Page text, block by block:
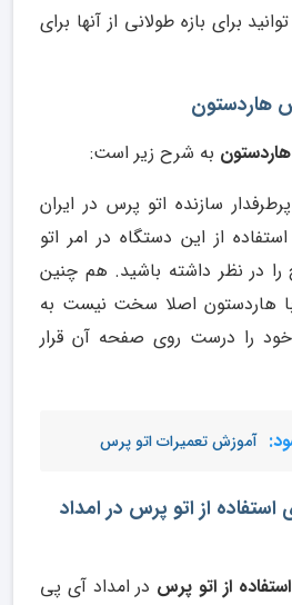
برای بازه طولانی از آنها برای
هاردستون
به شرح زیر است:
سازنده اتو پرس در ایران
از این دستگاه در امر اتو
را در نظر داشته باشید. هم چنین
هاردستون اصلا سخت نیست به
را درست روی صفحه آن قرار
آموزش تعمیرات اتو پرس
استفاده از اتو پرس در امداد
از اتو پرس در امداد آی پی